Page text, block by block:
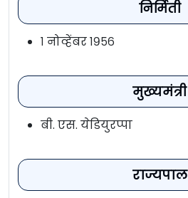
निर्मिती
१ नोव्हेंबर १९५६
मुख्यमंत्री
बी. एस. येडियुरप्पा
राज्यपाल